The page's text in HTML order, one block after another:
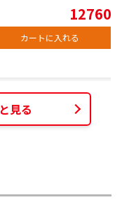
12760
カートに入れる
見る